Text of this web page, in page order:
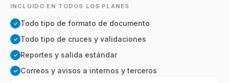
INCLUIDO EN TODOS LOS PLANES
✓ Todo tipo de formato de documento
✓ Todo tipo de cruces y validaciones
✓ Reportes y salida estándar
✓ Correos y avisos a internos y terceros